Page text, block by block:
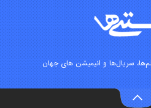
سریال‌ها و انیمیشن های جهان